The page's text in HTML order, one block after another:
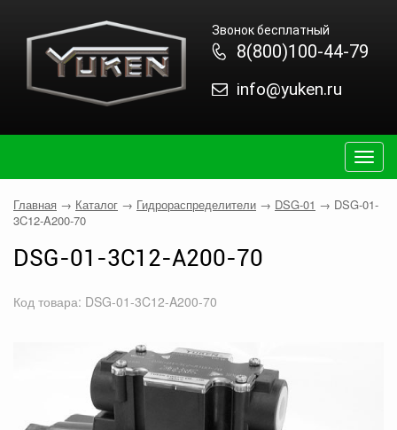
Звонок бесплатный
8(800)100-44-79
info@yuken.ru
Главная → Каталог → Гидрораспределители → DSG-01 → DSG-01-
3C12-A200-70
DSG-01-3C12-A200-70
Код товара: DSG-01-3C12-A200-70